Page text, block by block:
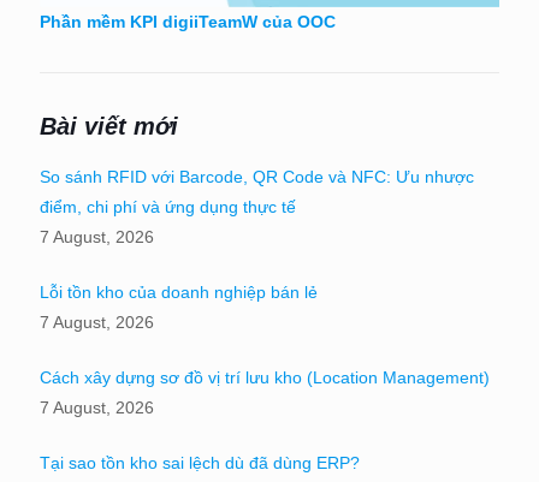
Phần mềm KPI digiiTeamW của OOC
Bài viết mới
So sánh RFID với Barcode, QR Code và NFC: Ưu nhược
điểm, chi phí và ứng dụng thực tế
7 August, 2026
Lỗi tồn kho của doanh nghiệp bán lẻ
7 August, 2026
Cách xây dựng sơ đồ vị trí lưu kho (Location Management)
7 August, 2026
Tại sao tồn kho sai lệch dù đã dùng ERP?